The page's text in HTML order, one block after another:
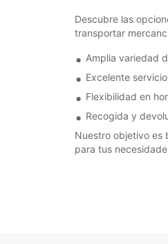
Descubre las
transportar
Amplia variedad
Excelente
Flexibilidad en
Recogida y
Nuestro objetivo es
para tus